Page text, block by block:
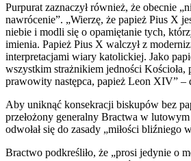
Purpurat zaznaczył również, że obecnie
nawrócenie”. „Wierzę, że papież Pius X
niebie i modli się o opamiętanie tych,
imienia. Papież Pius X walczył z
interpretacjami wiary katolickiej. Jako
wszystkim strażnikiem jedności Kościoła,
prawowity następca, papież Leon XIV” –
Aby uniknąć konsekracji biskupów bez
przełożony generalny Bractwa w
odwołał się do zasady „miłości bliźniego
Bractwo podkreśliło, że „prosi jedynie o